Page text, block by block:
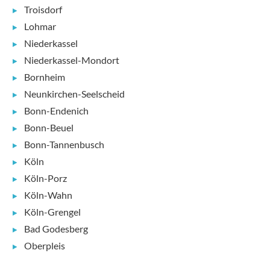
Troisdorf
Lohmar
Niederkassel
Niederkassel-Mondort
Bornheim
Neunkirchen-Seelscheid
Bonn-Endenich
Bonn-Beuel
Bonn-Tannenbusch
Köln
Köln-Porz
Köln-Wahn
Köln-Grengel
Bad Godesberg
Oberpleis